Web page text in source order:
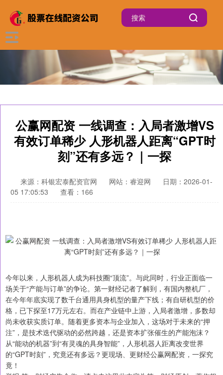
公赢网配资 一线调查：入局者激增VS
有效订单稀少 人形机器人距离“GPT时
刻”还有多远？｜一探
来源：科银宏泰配资官网 网站：睿迎网
日期：2026-01-
05 17:05:53
查看：166
今年以来，人形机器人成为科技圈“顶流”。与此同时，行业正面临一
场关于“产能与订单”的争论。第一财经记者了解到，有国内整机厂，
在今年年底实现了数千台通用具身机型的量产下线；有自研机型的价
格，已下探至17万元左右。而在产业链中上游，入局者激增，多数却
尚未收获实质订单。随着更多资本与企业加入，这场对于未来的“押
注”，是技术迭代驱动的必然跨越，还是资本扩张催生的产能泡沫？
从“能动的机器”到“有灵魂的具身智能”，人形机器人距离改变世界
的“GPT时刻”，究竟还有多远？更现场、更财经公赢网配资，一探究
竟！